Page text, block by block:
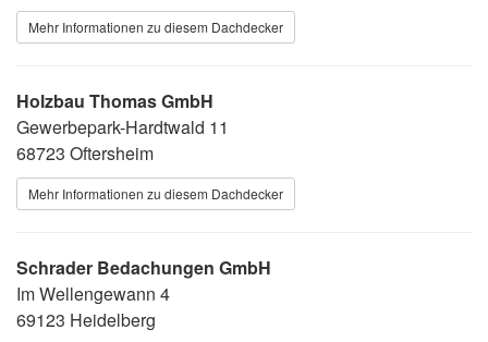
Mehr Informationen zu diesem Dachdecker
Holzbau Thomas GmbH
Gewerbepark-Hardtwald 11
68723 Oftersheim
Mehr Informationen zu diesem Dachdecker
Schrader Bedachungen GmbH
Im Wellengewann 4
69123 Heidelberg